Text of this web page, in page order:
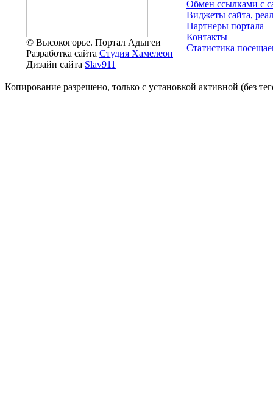
© Высокогорье. Портал Адыгеи
Разработка сайта Студия Хамелеон
Дизайн сайта Slav911
Обмен ссылками c
Виджеты сайта,
Партнеры портала
Контакты
Статистика
Копирование разрешено, только с установкой активной (без